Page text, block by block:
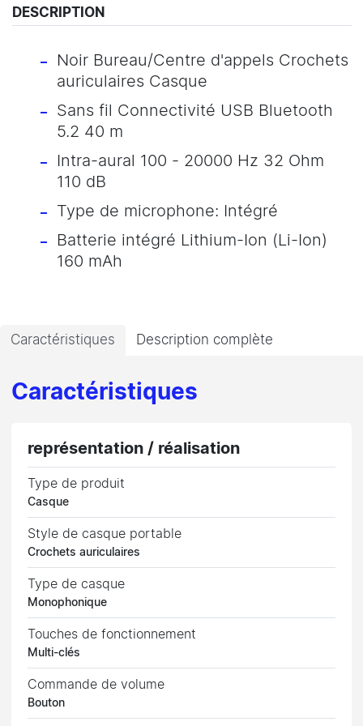
DESCRIPTION
Noir Bureau/Centre d'appels Crochets
auriculaires Casque
Sans fil Connectivité USB Bluetooth
5.2 40 m
Intra-aural 100 - 20000 Hz 32 Ohm
110 dB
Type de microphone: Intégré
Batterie intégré Lithium-Ion (Li-Ion)
160 mAh
Caractéristiques Description complète
Caractéristiques
représentation / réalisation
Type de produit
Casque
Style de casque portable
Crochets auriculaires
Type de casque
Monophonique
Touches de fonctionnement
Multi-clés
Commande de volume
Bouton